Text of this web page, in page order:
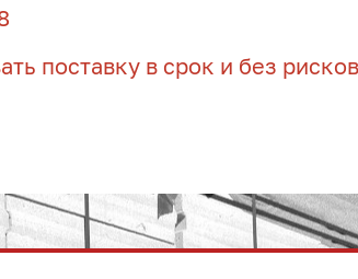
поставку в срок и без